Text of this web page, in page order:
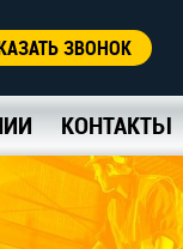
ЗВОНОК
КОНТАКТЫ